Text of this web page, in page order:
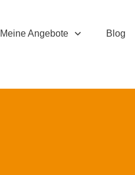
Meine Angebote Blog